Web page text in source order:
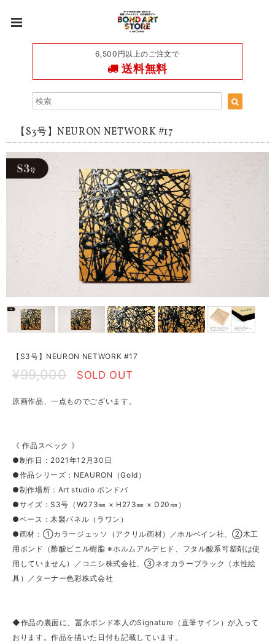
6,500円以上のご注文で
送料無料
【S3号】NEURON NETWORK #17
【S3号】NEURON NETWORK #17
¥99,000 SOLD OUT
原画作品、一点ものでございます。
《 作品スペック 》
●制作日：2021年12月30日
●作品シリーズ：NEAURON（Gold）
●制作場所：Art studio ボンドバ
●サイズ：S3号（W273㎜ × H273㎜ × D20㎜）
●ベース：木製パネル（ラワン）
●画材：①カラージェッソ（アクリル画材）／ホルベイン社、②木工
用ボンド（酢酸ビニル樹脂 ※ホルムアルデヒド、フタル酸系可塑剤は使
用していません）／コニシ株式会社、③ネオカラーブラック（水性絵
具）／ターナー色彩株式会社
◆作品の裏面に、冨永ボンド本人のSignature（直筆サイン）が入って
おります。作品を描いた日付も記載しています。